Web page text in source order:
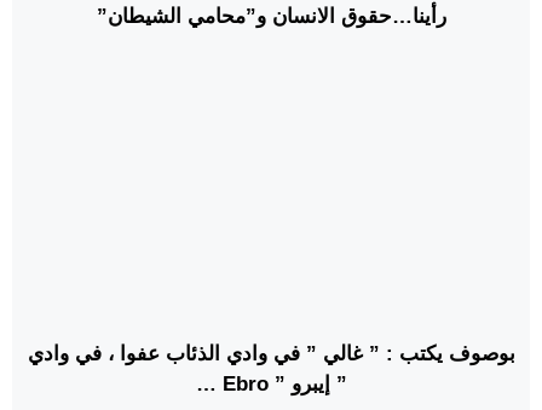
رأينا…حقوق الانسان و”محامي الشيطان”
بوصوف يكتب : ” غالي ” في وادي الذئاب عفوا ، في وادي
” إيبرو ” Ebro …